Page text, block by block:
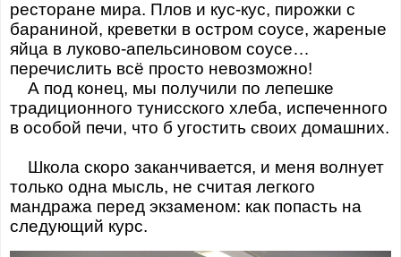
ресторане мира. Плов и кус-кус, пирожки с
бараниной, креветки в остром соусе, жареные
яйца в луково-апельсиновом соусе…
перечислить всё просто невозможно!
А под конец, мы получили по лепешке
традиционного тунисского хлеба, испеченного
в особой печи, что б угостить своих домашних.
Школа скоро заканчивается, и меня волнует
только одна мысль, не считая легкого
мандража перед экзаменом: как попасть на
следующий курс.